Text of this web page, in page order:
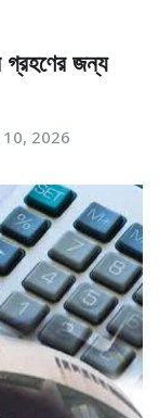
গ্রহণের জন্য
10, 2026